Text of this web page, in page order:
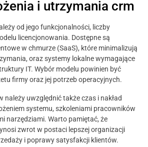
i utrzymania crm
od jego funkcjonalności, liczby
licencjonowania. Dostępne są
w chmurze (SaaS), które minimalizują
oraz systemy lokalne wymagające
IT. Wybór modelu powinien być
firmy oraz jej potrzeb operacyjnych.
należy uwzględnić także czas i nakład
systemu, szkoleniami pracowników
narzędziami. Warto pamiętać, że
zwrot w postaci lepszej organizacji
i poprawy satysfakcji klientów.